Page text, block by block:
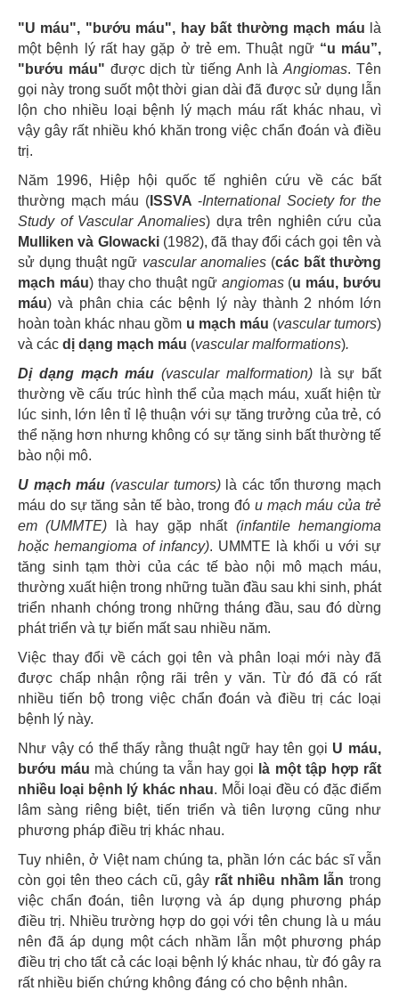
"U máu", "bướu máu", hay bất thường mạch máu là
một bệnh lý rất hay gặp ở trẻ em. Thuật ngữ “u máu”,
"bướu máu" được dịch từ tiếng Anh làAngiomas. Tên
gọi này trong suốt một thời gian dài đã được sử dụng lẫn
lộn cho nhiều loại bệnh lý mạch máu rất khác nhau, vì
vậy gây rất nhiều khó khăn trong việc chẩn đoán và điều
trị.
Năm 1996, Hiệp hội quốc tế nghiên cứu về các bất
thường mạch máu (ISSVA -International Society for the
Study of Vascular Anomalies) dựa trên nghiên cứu của
Mulliken và Glowacki(1982), đã thay đổi cách gọi tên và
sử dụng thuật ngữ vascular anomalies(các bất thường
mạch máu) thay cho thuật ngữ angiomas(u máu, bướu
máu) và phân chia các bệnh lý này thành 2 nhóm lớn
hoàn toàn khác nhau gồm u mạch máu (vascular tumors)
và các dị dạng mạch máu (vascular malformations).
Dị dạng mạch máu (vascular malformation)là sự bất
thường về cấu trúc hình thể của mạch máu, xuất hiện từ
lúc sinh, lớn lên tỉ lệ thuận với sự tăng trưởng của trẻ, có
thể nặng hơn nhưng không có sự tăng sinh bất thường tế
bào nội mô.
U mạch máu (vascular tumors) là các tổn thương mạch
máu do sự tăng sản tế bào, trong đó u mạch máu của trẻ
em (UMMTE) là hay gặp nhất (infantile hemangioma
hoặc hemangioma of infancy). UMMTE là khối u với sự
tăng sinh tạm thời của các tế bào nội mô mạch máu,
thường xuất hiện trong những tuần đầu sau khi sinh, phát
triển nhanh chóng trong những tháng đầu, sau đó dừng
phát triển và tự biến mất sau nhiều năm.
Việc thay đổi về cách gọi tên và phân loại mới này đã
được chấp nhận rộng rãi trên y văn. Từ đó đã có rất
nhiều tiến bộ trong việc chẩn đoán và điều trị các loại
bệnh lý này.
Như vậy có thể thấy rằng thuật ngữ hay tên gọi U máu,
bướu máu mà chúng ta vẫn hay gọi là một tập hợp rất
nhiều loại bệnh lý khác nhau. Mỗi loại đều có đặc điểm
lâm sàng riêng biệt, tiến triển và tiên lượng cũng như
phương pháp điều trị khác nhau.
Tuy nhiên, ở Việt nam chúng ta, phần lớn các bác sĩ vẫn
còn gọi tên theo cách cũ, gây rất nhiều nhầm lẫn trong
việc chẩn đoán, tiên lượng và áp dụng phương pháp
điều trị. Nhiều trường hợp do gọi với tên chung là u máu
nên đã áp dụng một cách nhầm lẫn một phương pháp
điều trị cho tất cả các loại bệnh lý khác nhau, từ đó gây ra
rất nhiều biến chứng không đáng có cho bệnh nhân.